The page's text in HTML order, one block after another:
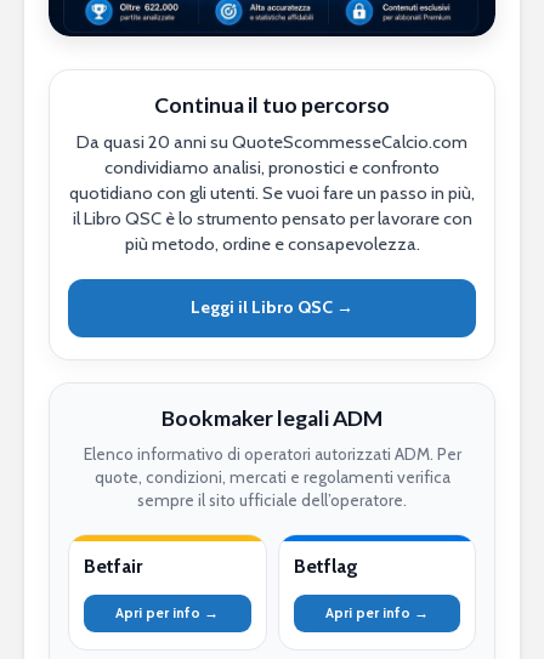
Continua il tuo percorso
Da quasi 20 anni su QuoteScommesseCalcio.com
condividiamo analisi, pronostici e confronto
quotidiano con gli utenti. Se vuoi fare un passo in più,
il Libro QSC è lo strumento pensato per lavorare con
più metodo, ordine e consapevolezza.
Leggi il Libro QSC →
Bookmaker legali ADM
Elenco informativo di operatori autorizzati ADM. Per
quote, condizioni, mercati e regolamenti verifica
sempre il sito ufficiale dell’operatore.
Betfair
Apri per info →
Betflag
Apri per info →